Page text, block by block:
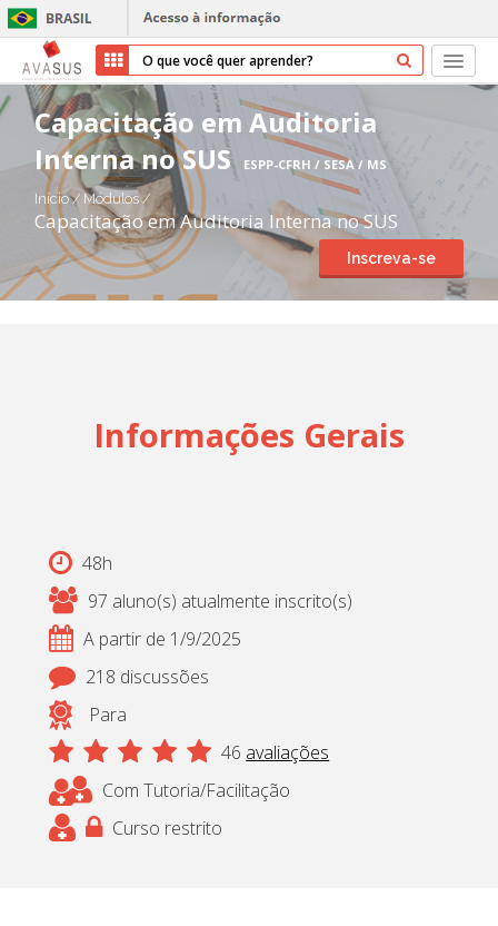
Início
Cursos
Parceiros
Sobre nós
Entrar
Capacitação em Auditoria
Interna no SUS ESPP-CFRH / SESA / MS
Início / Módulos/
Capacitação em Auditoria Interna no SUS
Inscreva-se
Informações Gerais
48h
97 aluno(s) atualmente inscrito(s)
A partir de 1/9/2025
218 discussões
Para
46 avaliações
Com Tutoria/Facilitação
Curso restrito